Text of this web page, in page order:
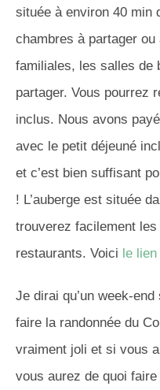
située à environ 40 min
chambres à partager
familiales, les salles de
partager. Vous pourrez
inclus. Nous avons
avec le petit déjeuné
et c’est bien suffisant
! L’auberge est située
trouverez facilement
restaurants. Voici le
Je dirai qu’un week-
faire la randonnée du C
vraiment joli et si vous
vous aurez de quoi